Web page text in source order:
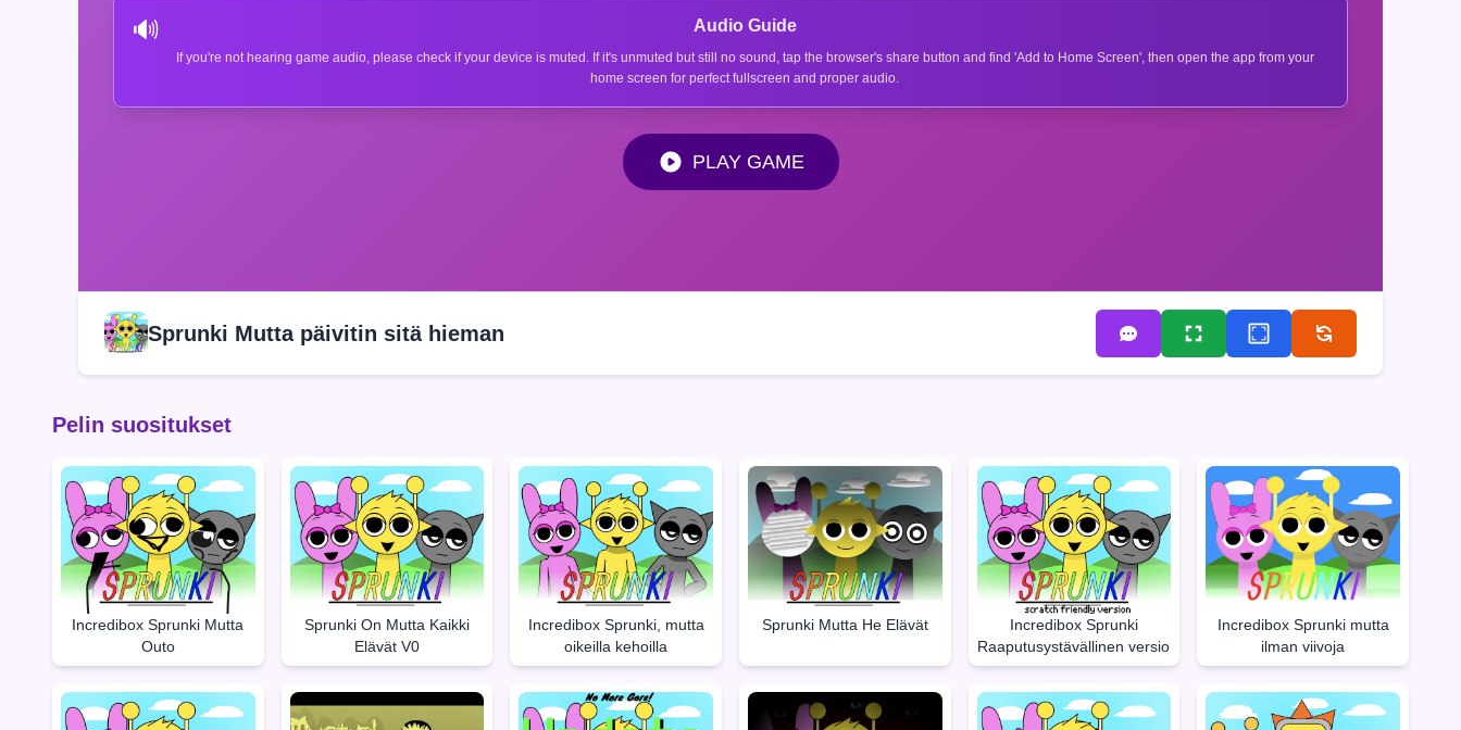
🔊 Audio Guide
If you're not hearing game audio, please check if your device is muted. If it's unmuted but still no sound, tap the browser's share button and find 'Add to Home Screen', then open the app from your
home screen for perfect fullscreen and proper audio.
PLAY GAME
Sprunki Mutta päivitin sitä hieman
Pelin suositukset
Incredibox Sprunki Mutta
Outo
Sprunki On Mutta Kaikki
Elävät V0
Incredibox Sprunki, mutta
oikeilla kehoilla
Sprunki Mutta He Elävät
Incredibox Sprunki
Raaputusystävällinen versio
Incredibox Sprunki mutta
ilman viivoja